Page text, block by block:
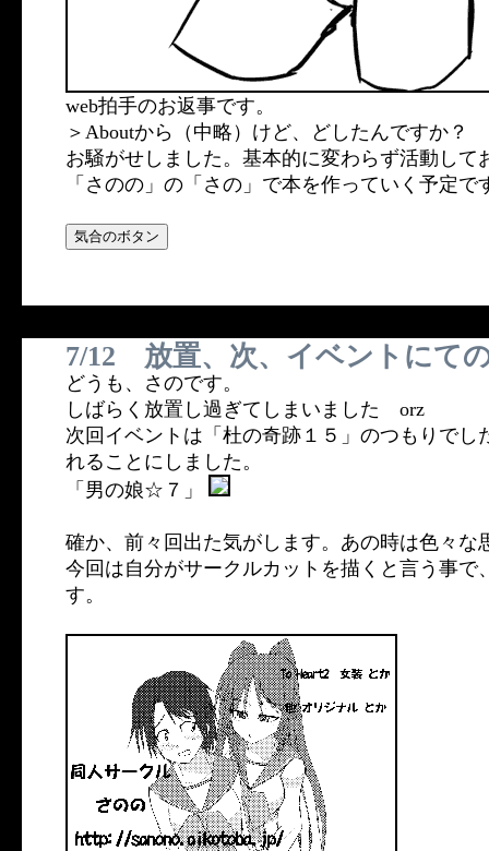
web拍手のお返事です。
＞Aboutから（中略）けど、どしたんですか？
お騒がせしました。基本的に変わらず活動して
「さのの」の「さの」で本を作っていく予定で
7/12 放置、次、イベントにて
どうも、さのです。
しばらく放置し過ぎてしまいました orz
次回イベントは「杜の奇跡１５」のつもりでし
れることにしました。
「男の娘☆７」
確か、前々回出た気がします。あの時は色々
今回は自分がサークルカットを描くと言う事で
す。